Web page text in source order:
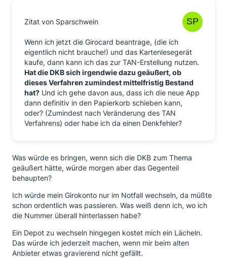
Zitat von Sparschwein
Wenn ich jetzt die Girocard beantrage, (die ich
eigentlich nicht brauche!) und das Kartenlesegerät
kaufe, dann kann ich das zur TAN-Erstellung nutzen.
Hat die DKB sich irgendwie dazu geäußert, ob
dieses Verfahren zumindest mittelfristig Bestand
hat? Und ich gehe davon aus, dass ich die neue App
dann definitiv in den Papierkorb schieben kann,
oder? (Zumindest nach Veränderung des TAN
Verfahrens) oder habe ich da einen Denkfehler?
Was würde es bringen, wenn sich die DKB zum Thema
geäußert hätte, würde morgen aber das Gegenteil
behaupten?
Ich würde mein Girokonto nur im Notfall wechseln, da müßte
schon ordentlich was passieren. Was weiß denn ich, wo ich
die Nummer überall hinterlassen habe?
Ein Depot zu wechseln hingegen kostet mich ein Lächeln.
Das würde ich jederzeit machen, wenn mir beim alten
Anbieter etwas gravierend nicht gefällt.